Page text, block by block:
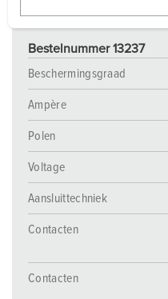
w
Bestelnummer 13237
Beschermingsgraad
Ampère
Polen
Voltage
Aansluittechniek
Contacten
Contacten